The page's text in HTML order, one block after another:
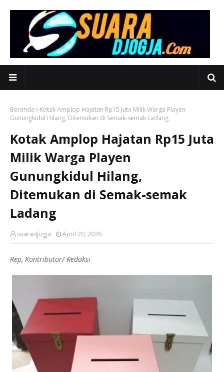
Beranda
Kotak Amplop Hajatan Rp15 Juta Milik Warga Playen
Gunungkidul Hilang, Ditemukan di Semak-semak Ladang
Kotak Amplop Hajatan Rp15 Juta
Milik Warga Playen
Gunungkidul Hilang,
Ditemukan di Semak-semak
Ladang
suaradjogja April 20, 2026
Rep, Kontributor/ Redaksi